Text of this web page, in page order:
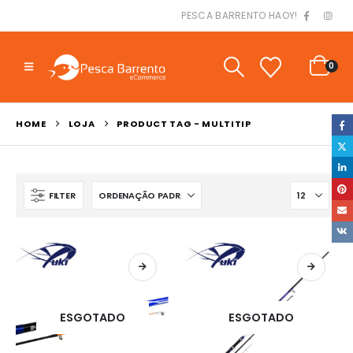
PESCA BARRENTO HAOY!
0
HOME LOJA PRODUCT TAG - MULTITIP
FILTER
ESGOTADO ESGOTADO